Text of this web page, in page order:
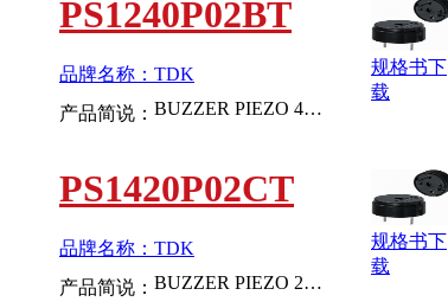
PS1240P02BT
品牌名称：TDK
产品简说：
BUZZER PIEZO 4KHZ 12.2MM PC MNT
规格书下
载
PS1420P02CT
品牌名称：TDK
产品简说：
BUZZER PIEZO 2KHZ 14MM PC MOUNT
规格书下
载